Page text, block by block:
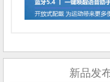
新品发